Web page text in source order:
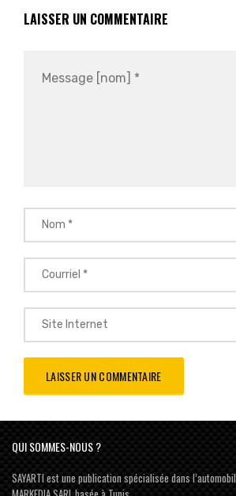
LAISSER UN COMMENTAIRE
QUI SOMMES-NOUS ?
SAYARTI est une publication spécialisée dans